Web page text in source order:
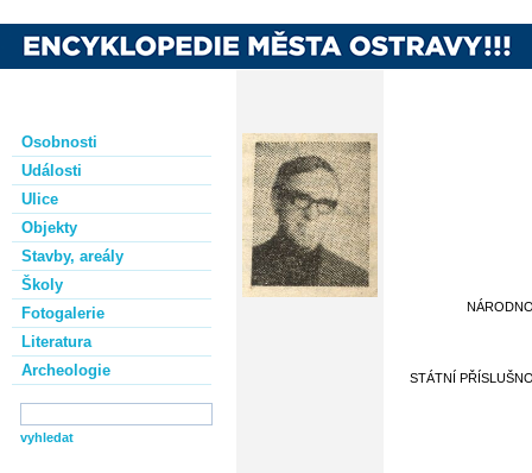
Osobnosti
Události
Ulice
Objekty
Stavby, areály
Školy
Fotogalerie
Literatura
Archeologie
STÁTNÍ